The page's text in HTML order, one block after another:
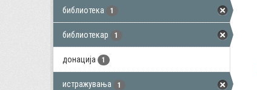
библиотека 1
библиотекар 1
донација 1
истражувања 1